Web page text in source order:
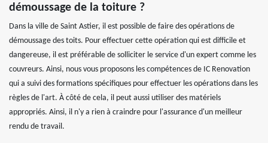
démoussage de la toiture ?
Dans la ville de Saint Astier, il est possible de faire des opérations de
démoussage des toits. Pour effectuer cette opération qui est difficile et
dangereuse, il est préférable de solliciter le service d'un expert comme les
couvreurs. Ainsi, nous vous proposons les compétences de IC Renovation
qui a suivi des formations spécifiques pour effectuer les opérations dans les
règles de l'art. À côté de cela, il peut aussi utiliser des matériels
appropriés. Ainsi, il n'y a rien à craindre pour l'assurance d'un meilleur
rendu de travail.